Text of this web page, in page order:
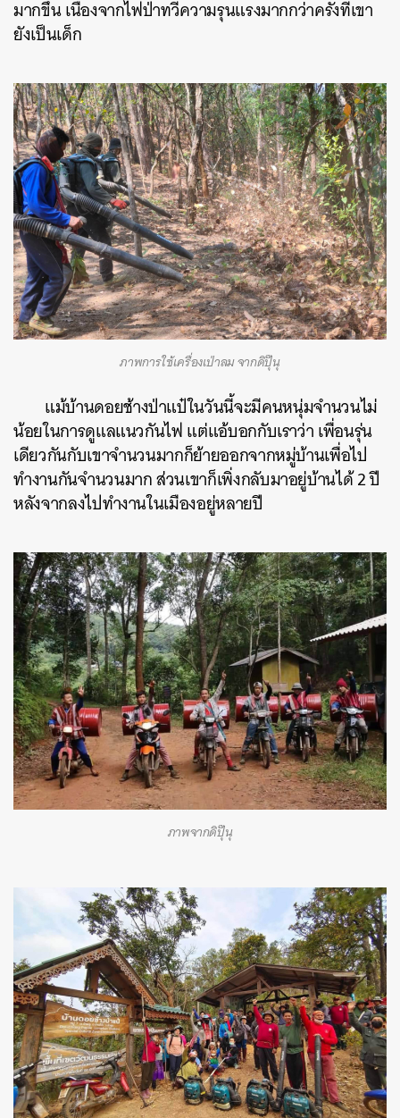
มากขึ้น เนื่องจากไฟป่าทวีความรุนแรงมากกว่าครั้งที่เขา
ยังเป็นเด็ก
ภาพการใช้เครื่องเป่าลม จากดิปุ๊นุ
แม้บ้านดอยช้างป่าแป๋ในวันนี้จะมีคนหนุ่มจำนวนไม่
น้อยในการดูแลแนวกันไฟ แต่แอ้บอกกับเราว่า เพื่อนรุ่น
เดียวกันกับเขาจำนวนมากก็ย้ายออกจากหมู่บ้านเพื่อไป
ทำงานกันจำนวนมาก ส่วนเขาก็เพิ่งกลับมาอยู่บ้านได้ 2 ปี
หลังจากลงไปทำงานในเมืองอยู่หลายปี
ภาพจากดิปุ๊นุ